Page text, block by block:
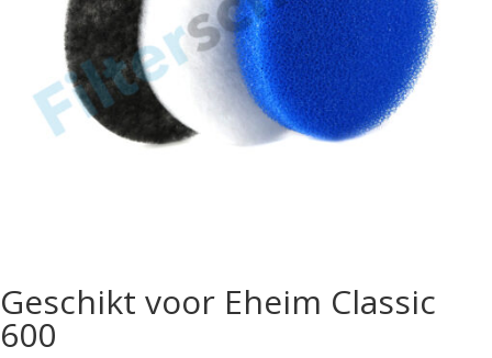
Geschikt voor Eheim Classic
600